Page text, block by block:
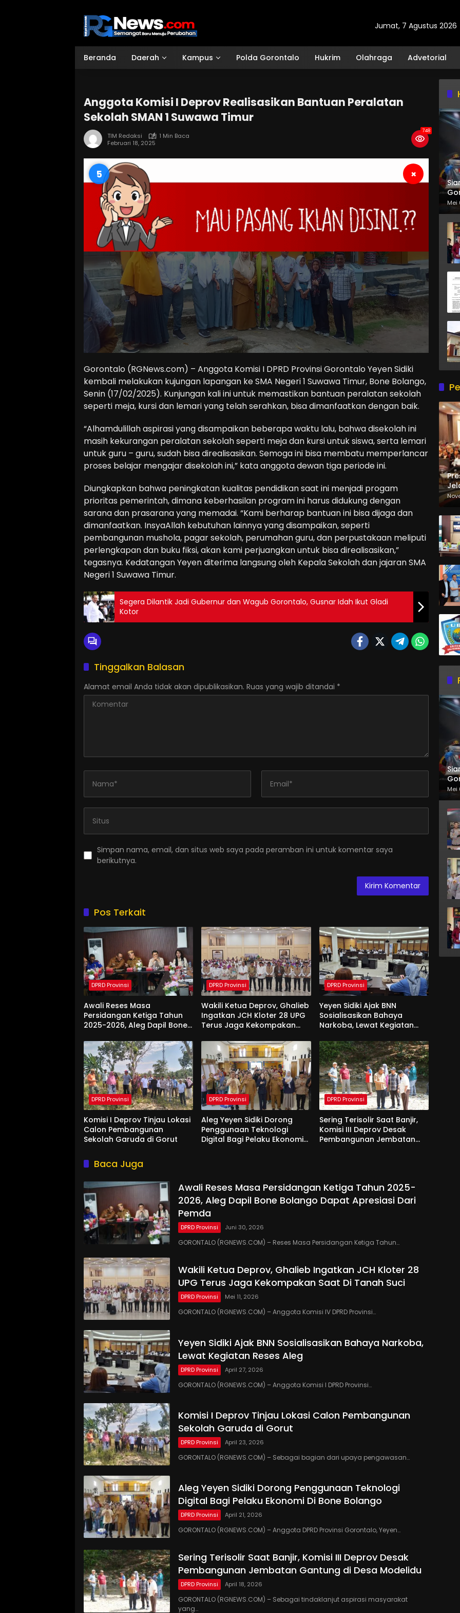
Jumat, 7 Agustus 2026
Beranda Daerah Kampus Polda Gorontalo Hukrim Olahraga Advetorial
Anggota Komisi I Deprov Realisasikan Bantuan Peralatan
Sekolah SMAN 1 Suwawa Timur
TIM Redaksi
1 Min Baca
Februari 18, 2025
748
4 ×
Gorontalo (RGNews.com) – Anggota Komisi I DPRD Provinsi Gorontalo Yeyen Sidiki
kembali melakukan kujungan lapangan ke SMA Negeri 1 Suwawa Timur, Bone Bolango,
Senin (17/02/2025). Kunjungan kali ini untuk memastikan bantuan peralatan sekolah
seperti meja, kursi dan lemari yang telah serahkan, bisa dimanfaatkan dengan baik.
“Alhamdulillah aspirasi yang disampaikan beberapa waktu lalu, bahwa disekolah ini
masih kekurangan peralatan sekolah seperti meja dan kursi untuk siswa, serta lemari
untuk guru – guru, sudah bisa direalisasikan. Semoga ini bisa membatu memperlancar
proses belajar mengajar disekolah ini,” kata anggota dewan tiga periode ini.
Diungkapkan bahwa peningkatan kualitas pendidikan saat ini menjadi progam
prioritas pemerintah, dimana keberhasilan program ini harus didukung dengan
sarana dan prasarana yang memadai. “Kami berharap bantuan ini bisa dijaga dan
dimanfaatkan. InsyaAllah kebutuhan lainnya yang disampaikan, seperti
pembangunan mushola, pagar sekolah, perumahan guru, dan perpustakaan meliputi
perlengkapan dan buku fiksi, akan kami perjuangkan untuk bisa direalisasikan,”
tegasnya. Kedatangan Yeyen diterima langsung oleh Kepala Sekolah dan jajaran SMA
Negeri 1 Suwawa Timur.
Segera Dilantik Jadi Gubernur dan Wagub Gorontalo, Gusnar Idah Ikut Gladi
Kotor
Tinggalkan Balasan
Alamat email Anda tidak akan dipublikasikan. Ruas yang wajib ditandai *
Simpan nama, email, dan situs web saya pada peramban ini untuk komentar saya
berikutnya.
Pos Terkait
DPRD Provinsi
Awali Reses Masa
Persidangan Ketiga Tahun
2025-2026, Aleg Dapil Bone
Dari Pemda
DPRD Provinsi
Wakili Ketua Deprov, Ghalieb
Ingatkan JCH Kloter 28 UPG
Terus Jaga Kekompakan
DPRD Provinsi
Yeyen Sidiki Ajak BNN
Sosialisasikan Bahaya
Narkoba, Lewat Kegiatan
DPRD Provinsi
Komisi I Deprov Tinjau Lokasi
Calon Pembangunan
Sekolah Garuda di Gorut
DPRD Provinsi
Aleg Yeyen Sidiki Dorong
Penggunaan Teknologi
Digital Bagi Pelaku Ekonomi
DPRD Provinsi
Sering Terisolir Saat Banjir,
Komisi III Deprov Desak
Pembangunan Jembatan
Baca Juga
Awali Reses Masa Persidangan Ketiga Tahun 2025-
2026, Aleg Dapil Bone Bolango Dapat Apresiasi Dari
Pemda
DPRD Provinsi Juni 30, 2026
GORONTALO (RGNEWS.COM) – Reses Masa Persidangan Ketiga Tahun…
Wakili Ketua Deprov, Ghalieb Ingatkan JCH Kloter 28
UPG Terus Jaga Kekompakan Saat Di Tanah Suci
DPRD Provinsi Mei 11, 2026
GORONTALO (RGNEWS.COM) – Anggota Komisi IV DPRD Provinsi…
Yeyen Sidiki Ajak BNN Sosialisasikan Bahaya Narkoba,
Lewat Kegiatan Reses Aleg
DPRD Provinsi April 27, 2026
GORONTALO (RGNEWS.COM) – Anggota Komisi I DPRD Provinsi…
Komisi I Deprov Tinjau Lokasi Calon Pembangunan
Sekolah Garuda di Gorut
DPRD Provinsi April 23, 2026
GORONTALO (RGNEWS.COM) – Sebagai bagian dari upaya pengawasan…
Aleg Yeyen Sidiki Dorong Penggunaan Teknologi
Digital Bagi Pelaku Ekonomi Di Bone Bolango
DPRD Provinsi April 21, 2026
GORONTALO (RGNEWS.COM) – Anggota DPRD Provinsi Gorontalo, Yeyen…
Sering Terisolir Saat Banjir, Komisi III Deprov Desak
Pembangunan Jembatan Gantung di Desa Modelidu
DPRD Provinsi April 18, 2026
GORONTALO (RGNEWS.COM) – Sebagai tindaklanjut aspirasi masyarakat
yang…
Mei
Mei